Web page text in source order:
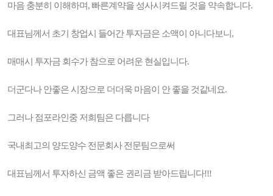
마음 충분히 이해하며, 빠른계약을 성사시켜드릴 것을 약속합니다.
대표님께서 초기 창업시 들어간 투자금은 소액이 아니다보니,
매매시 투자금 회수가 참으로 어려운 현실입니다.
더군다나 안좋은 시장으로 더더욱 마음이 안 좋을 것같네요.
그러나 점포라인중 저희팀은 다릅니다
국내최고의 양도양수 전문회사 전문팀으로써
대표님께서 투자하신 금액 좋은 권리금 받아드립니다!!!